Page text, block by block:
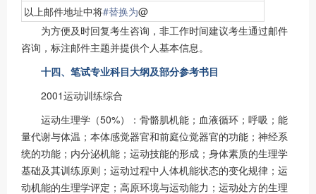
以上邮件地址中将#替换为@
为方便及时回复考生咨询，非工作时间建议考生通过邮件
咨询，标注邮件主题并提供个人基本信息。
十四、笔试专业科目大纲及部分参考书目
2001运动训练综合
运动生理学（50%）：骨骼肌机能；血液循环；呼吸；能
量代谢与体温；本体感觉器官和前庭位觉器官的功能；神经系
统的功能；内分泌机能；运动技能的形成；身体素质的生理学
基础及其训练原则；运动过程中人体机能状态的变化规律；运
动机能的生理学评定；高原环境与运动能力；运动处方的生理